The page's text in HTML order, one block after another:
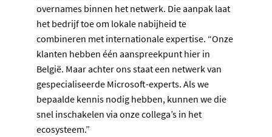
overnames binnen het netwerk. Die aanpak laat
het bedrijf toe om lokale nabijheid te
combineren met internationale expertise. “Onze
klanten hebben één aanspreekpunt hier in
België. Maar achter ons staat een netwerk van
gespecialiseerde Microsoft-experts. Als we
bepaalde kennis nodig hebben, kunnen we die
snel inschakelen via onze collega’s in het
ecosysteem.”